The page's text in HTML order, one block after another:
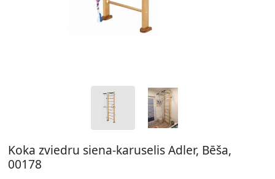
Koka zviedru siena-karuselis Adler, Bēša,
00178